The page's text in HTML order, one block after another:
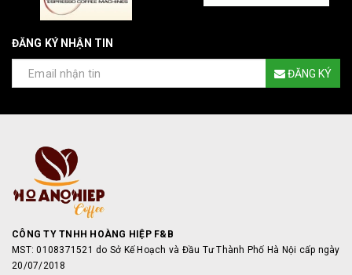
ĐĂNG KÝ NHẬN TIN
ĐĂNG KÝ
CÔNG TY TNHH HOÀNG HIỆP F&B
MST: 0108371521 do Sở Kế Hoạch và Đầu Tư Thành Phố Hà Nội cấp ngày
20/07/2018